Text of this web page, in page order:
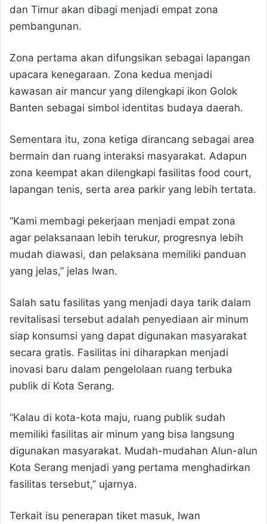
dan Timur akan dibagi menjadi empat zona
pembangunan.
Zona pertama akan difungsikan sebagai lapangan
upacara kenegaraan. Zona kedua menjadi
kawasan air mancur yang dilengkapi ikon Golok
Banten sebagai simbol identitas budaya daerah.
Sementara itu, zona ketiga dirancang sebagai area
bermain dan ruang interaksi masyarakat. Adapun
zona keempat akan dilengkapi fasilitas food court,
lapangan tenis, serta area parkir yang lebih tertata.
“Kami membagi pekerjaan menjadi empat zona
agar pelaksanaan lebih terukur, progresnya lebih
mudah diawasi, dan pelaksana memiliki panduan
yang jelas,” jelas Iwan.
Salah satu fasilitas yang menjadi daya tarik dalam
revitalisasi tersebut adalah penyediaan air minum
siap konsumsi yang dapat digunakan masyarakat
secara gratis. Fasilitas ini diharapkan menjadi
inovasi baru dalam pengelolaan ruang terbuka
publik di Kota Serang.
“Kalau di kota-kota maju, ruang publik sudah
memiliki fasilitas air minum yang bisa langsung
digunakan masyarakat. Mudah-mudahan Alun-alun
Kota Serang menjadi yang pertama menghadirkan
fasilitas tersebut,” ujarnya.
Terkait isu penerapan tiket masuk, Iwan